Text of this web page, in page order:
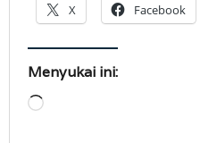
X Facebook
Menyukai ini:
Memuat...